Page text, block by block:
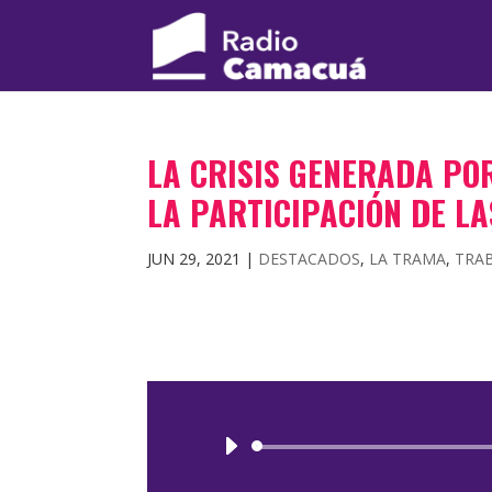
LA CRISIS GENERADA
LA PARTICIPACIÓN DE
JUN 29, 2021 | DESTACADOS, LA TRAMA,